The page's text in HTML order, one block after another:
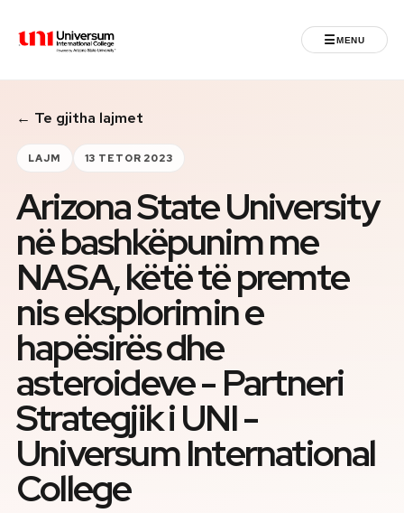
Universum University ☰MENU
MENU
Ballina
Regjistrimet
Programet
Jeta Studentore
Ndërkombëtare
Fuqizuar nga ASU
Rreth nesh
Lajme
← Te gjitha lajmet
LAJM 13 TETOR 2023
Arizona State University
në bashkëpunim me
NASA, këtë të premte
nis eksplorimin e
hapësirës dhe
asteroideve - Partneri
Strategjik i UNI -
Universum International
College